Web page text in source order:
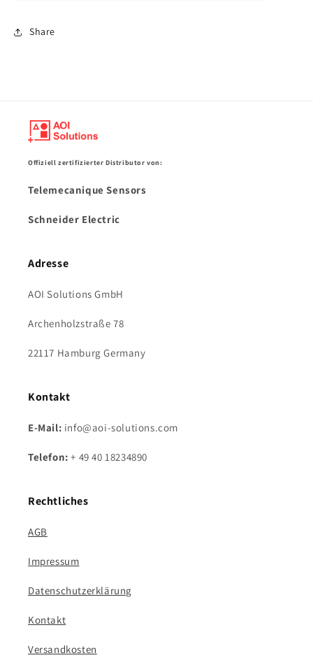
Share
Offiziell zertifizierter Distributor von:
Telemecanique Sensors
Schneider Electric
Adresse
AOI Solutions GmbH
Archenholzstraße 78
22117 Hamburg Germany
Kontakt
E-Mail: info@aoi-solutions.com
Telefon:+ 49 40 18234890
Rechtliches
AGB
Impressum
Datenschutzerklärung
Kontakt
Versandkosten